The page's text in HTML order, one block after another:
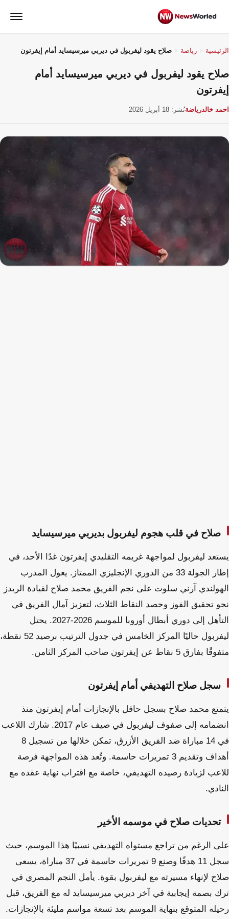
الرئيسية رياضة صلاح يقود ليفربول في ديربي ميرسيسايد أمام إيفرتون
صلاح يقود ليفربول في ديربي ميرسيسايد أمام
إيفرتون
احمد خالدرياضةنُشر: 18 أبريل 2026
صلاح في قلب هجوم ليفربول بديربي ميرسيسايد
يستعد ليفربول لمواجهة غريمه التقليدي إيفرتون غدًا الأحد، في
إطار الجولة 33 من الدوري الإنجليزي الممتاز. يعول المدرب
الهولندي آرني سلوت على نجم الفريق محمد صلاح لقيادة الريدز
نحو تحقيق الفوز وحصد النقاط الثلاث، لتعزيز آمال الفريق في
التأهل إلى دوري أبطال أوروبا للموسم 2026-2027. يحتل
ليفربول حاليًا المركز الخامس في جدول الترتيب برصيد 52 نقطة،
متفوقًا بفارق 5 نقاط عن إيفرتون صاحب المركز الثامن.
سجل صلاح التهديفي أمام إيفرتون
يتمتع محمد صلاح بسجل حافل بالإنجازات أمام إيفرتون منذ
انضمامه إلى صفوف ليفربول في صيف عام 2017. شارك اللاعب
في 14 مباراة ضد الفريق الأزرق، تمكن خلالها من تسجيل 8
أهداف وتقديم 3 تمريرات حاسمة. وتُعد هذه المواجهة فرصة
للاعب لزيادة رصيده التهديفي، خاصة مع اقتراب نهاية عقده مع
النادي.
تحديات صلاح في موسمه الأخير
على الرغم من تراجع مستواه التهديفي نسبيًا هذا الموسم، حيث
سجل 11 هدفًا وصنع 9 تمريرات حاسمة في 37 مباراة، يسعى
صلاح لإنهاء مسيرته مع ليفربول بقوة. يأمل النجم المصري في
ترك بصمة إيجابية في آخر ديربي ميرسيسايد له مع الفريق، قبل
رحيله المتوقع بنهاية الموسم بعد تسعة مواسم مليئة بالإنجازات.